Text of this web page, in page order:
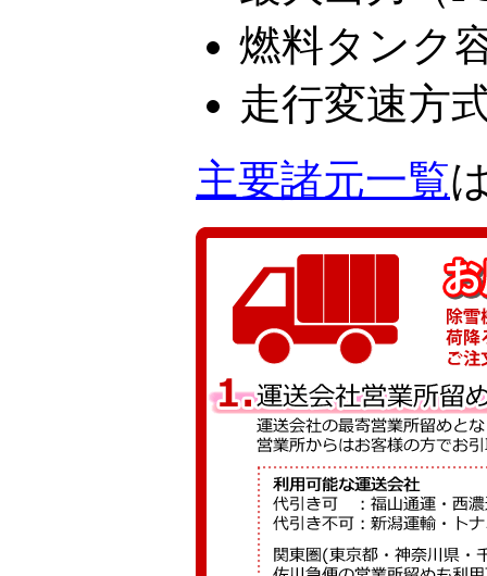
燃料タンク
走行変速方
主要諸元一覧